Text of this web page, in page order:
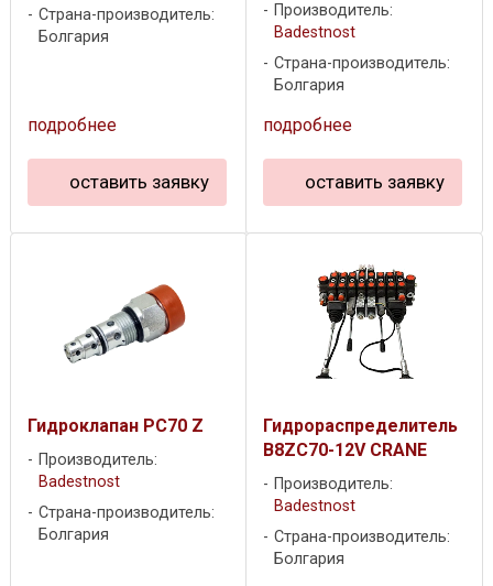
Страна-производитель:
Болгария
подробнее
оставить заявку
Производитель:
Badestnost
Страна-производитель:
Болгария
подробнее
оставить заявку
Гидроклапан PC70 Z
Производитель:
Badestnost
Страна-производитель:
Болгария
Гидрораспределитель
B8ZC70-12V CRANE
Производитель:
Badestnost
Страна-производитель:
Болгария